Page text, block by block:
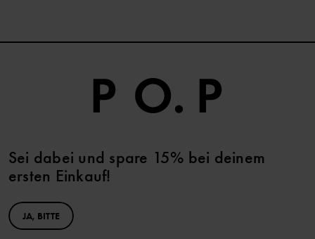
Sei dabei und spare 15% bei deinem
ersten Einkauf!
JA, BITTE